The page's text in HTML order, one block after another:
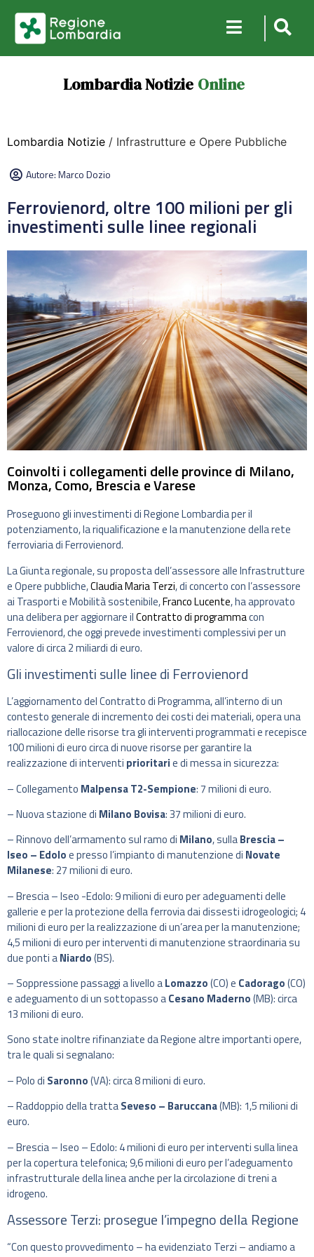
Lombardia Notizie Online
Lombardia Notizie / Infrastrutture e Opere Pubbliche
Autore:Marco Dozio
Ferrovienord, oltre 100 milioni per gli
investimenti sulle linee regionali
Coinvolti i collegamenti delle province di Milano,
Monza, Como, Brescia e Varese
Proseguono gli investimenti di Regione Lombardia per il
potenziamento, la riqualificazione e la manutenzione della rete
ferroviaria di Ferrovienord.
La Giunta regionale, su proposta dell’assessore alle Infrastrutture
e Opere pubbliche,Claudia Maria Terzi, di concerto con l’assessore
ai Trasporti e Mobilità sostenibile,Franco Lucente, ha approvato
una delibera per aggiornare ilContratto di programmacon
Ferrovienord, che oggi prevede investimenti complessivi per un
valore di circa 2 miliardi di euro.
Gli investimenti sulle linee di Ferrovienord
L’aggiornamento del Contratto di Programma, all’interno di un
contesto generale di incremento dei costi dei materiali, opera una
riallocazione delle risorse tra gli interventi programmati e recepisce
100 milioni di euro circa di nuove risorse per garantire la
realizzazione di interventi prioritarie di messa in sicurezza:
– Collegamento Malpensa T2-Sempione: 7 milioni di euro.
– Nuova stazione di Milano Bovisa: 37 milioni di euro.
– Rinnovo dell’armamento sul ramo di Milano, sullaBrescia –
Iseo – Edoloe presso l’impianto di manutenzione di Novate
Milanese: 27 milioni di euro.
– Brescia – Iseo -Edolo: 9 milioni di euro per adeguamenti delle
gallerie e per la protezione della ferrovia dai dissesti idrogeologici; 4
milioni di euro per la realizzazione di un’area per la manutenzione;
4,5 milioni di euro per interventi di manutenzione straordinaria su
due ponti aNiardo(BS).
– Soppressione passaggi a livello aLomazzo(CO) e Cadorago(CO)
e adeguamento di un sottopasso aCesano Maderno(MB): circa
13 milioni di euro.
Sono state inoltre rifinanziate da Regione altre importanti opere,
tra le quali si segnalano:
– Polo di Saronno(VA): circa 8 milioni di euro.
– Raddoppio della trattaSeveso – Baruccana(MB): 1,5 milioni di
euro.
– Brescia – Iseo – Edolo: 4 milioni di euro per interventi sulla linea
per la copertura telefonica; 9,6 milioni di euro per l’adeguamento
infrastrutturale della linea anche per la circolazione di treni a
idrogeno.
Assessore Terzi: prosegue l’impegno della Regione
“Con questo provvedimento – ha evidenziato Terzi – andiamo a